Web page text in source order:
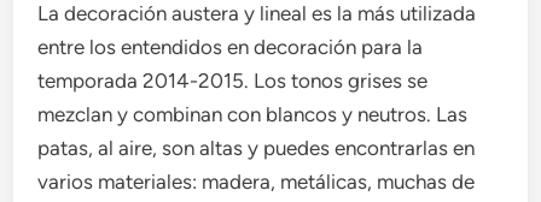
La decoración austera y lineal es la más utilizada
entre los entendidos en decoración para la
temporada 2014-2015. Los tonos grises se
mezclan y combinan con blancos y neutros. Las
patas, al aire, son altas y puedes encontrarlas en
varios materiales: madera, metálicas, muchas de